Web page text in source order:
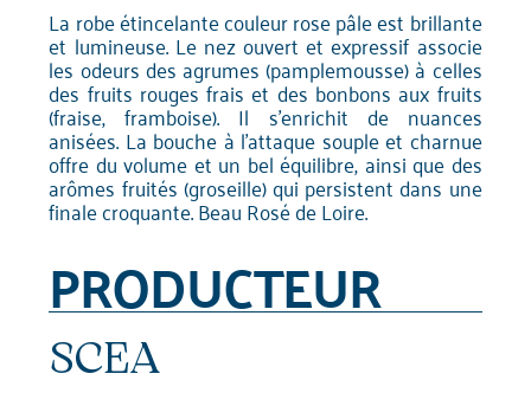
La robe étincelante couleur rose pâle est brillante
et lumineuse. Le nez ouvert et expressif associe
les odeurs des agrumes (pamplemousse) à celles
des fruits rouges frais et des bonbons aux fruits
(fraise, framboise). Il s'enrichit de nuances
anisées. La bouche à l'attaque souple et charnue
offre du volume et un bel équilibre, ainsi que des
arômes fruités (groseille) qui persistent dans une
finale croquante. Beau Rosé de Loire.
PRODUCTEUR
SCEA